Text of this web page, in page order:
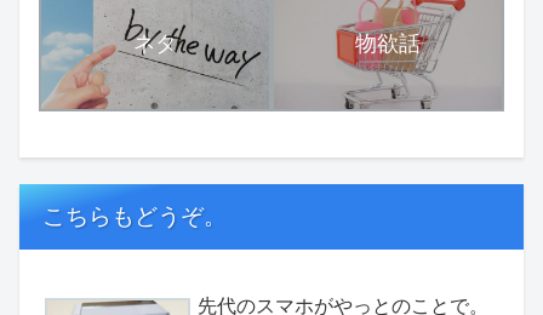
ネタ 物欲話
こちらもどうぞ。
先代のスマホがやっとのことで。